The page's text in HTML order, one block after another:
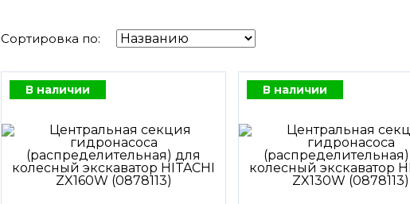
Сортировка по:
В наличии В наличии